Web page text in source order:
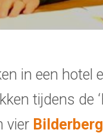
in een
tijdens de
vier Bilderberg